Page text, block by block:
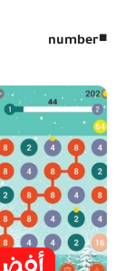
◾
number